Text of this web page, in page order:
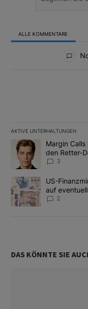
ALLE KOMMENTARE
AKTIVE UNTERHALTUNGEN
Das Folgende ist eine
Ein Trendartikel mit
Margin
den Retter-
3
Ein Trendartikel mit
US-
auf
2
DAS KÖNNTE SIE